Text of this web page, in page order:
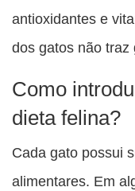
antioxidantes e
dos gatos não traz
Como
dieta felina?
Cada gato possui
alimentares. Em